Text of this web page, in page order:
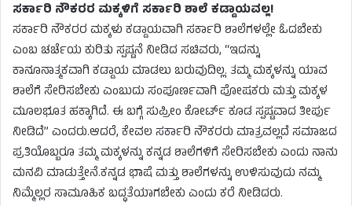
ಸರ್ಕಾರಿ ನೌಕರರ ಮಕ್ಕಳಿಗೆ ಸರ್ಕಾರಿ ಶಾಲೆ ಕಡ್ಡಾಯವಲ್ಲ!
ಸರ್ಕಾರಿ ನೌಕರರ ಮಕ್ಕಳು ಕಡ್ಡಾಯವಾಗಿ ಸರ್ಕಾರಿ ಶಾಲೆಗಳಲ್ಲೇ ಓದಬೇಕು
ಎಂಬ ಚರ್ಚೆಯ ಕುರಿತು ಸ್ಪಷ್ಟನೆ ನೀಡಿದ ಸಚಿವರು, “ಇದನ್ನು
ಕಾನೂನಾತ್ಮಕವಾಗಿ ಕಡ್ಡಾಯ ಮಾಡಲು ಬರುವುದಿಲ್ಲ. ತಮ್ಮ ಮಕ್ಕಳನ್ನು ಯಾವ
ಶಾಲೆಗೆ ಸೇರಿಸಬೇಕು ಎಂಬುದು ಸಂಪೂರ್ಣವಾಗಿ ಪೋಷಕರು ಮತ್ತು ಮಕ್ಕಳ
ಮೂಲಭೂತ ಹಕ್ಕಾಗಿದೆ. ಈ ಬಗ್ಗೆ ಸುಪ್ರೀಂ ಕೋರ್ಟ್ ಕೂಡ ಸ್ಪಷ್ಟವಾದ ತೀರ್ಪು
ನೀಡಿದೆ” ಎಂದರು.ಆದರೆ, ಕೇವಲ ಸರ್ಕಾರಿ ನೌಕರರು ಮಾತ್ರವಲ್ಲದೆ ಸಮಾಜದ
ಪ್ರತಿಯೊಬ್ಬರೂ ತಮ್ಮ ಮಕ್ಕಳನ್ನು ಕನ್ನಡ ಶಾಲೆಗಳಿಗೆ ಸೇರಿಸಬೇಕು ಎಂದು ನಾನು
ಮನವಿ ಮಾಡುತ್ತೇನೆ.ಕನ್ನಡ ಭಾಷೆ ಮತ್ತು ಶಾಲೆಗಳನ್ನು ಉಳಿಸುವುದು ನಮ್ಮ
ನಿಮ್ಮೆಲ್ಲರ ಸಾಮೂಹಿಕ ಬದ್ಧತೆಯಾಗಬೇಕು ಎಂದು ಕರೆ ನೀಡಿದರು.